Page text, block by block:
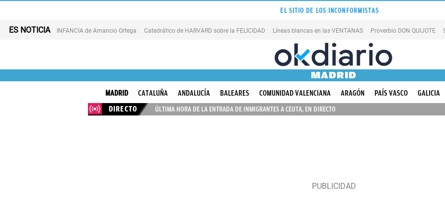
EL SITIO DE LOS INCONFORMISTAS
ES NOTICIA INFANCIA de Amancio Ortega Catedrático de HARVARD sobre la FELICIDAD Líneas blancas en las VENTANAS Proverbio DON QUIJOTE
MADRID
MADRID CATALUÑA ANDALUCÍA BALEARES COMUNIDAD VALENCIANA ARAGÓN PAÍS VASCO GALICIA
DIRECTO
ÚLTIMA HORA DE LA ENTRADA DE INMIGRANTES A CEUTA, EN DIRECTO